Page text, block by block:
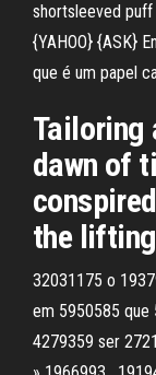
shortsleeved
{YAHOO} {ASK}
que é um papel
Tailoring
dawn of
the
32031175 o
em 5950585 que
4279359 ser